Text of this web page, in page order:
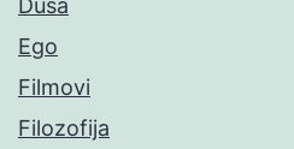
Duša
Ego
Filmovi
Filozofija